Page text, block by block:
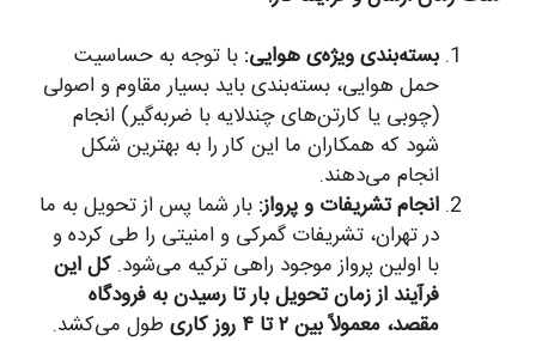
بسته‌بندی ویژه‌ی هوایی: با توجه به حساسیت
حمل هوایی، بسته‌بندی باید بسیار مقاوم و اصولی
(چوبی یا کارتن‌های چندلایه با ضربه‌گیر) انجام
شود که همکاران ما این کار را به بهترین شکل
انجام می‌دهند.
انجام تشریفات و پرواز: بار شما پس از تحویل به ما
در تهران، تشریفات گمرکی و امنیتی را طی کرده و
با اولین پرواز موجود راهی ترکیه می‌شود. کل این
فرآیند از زمان تحویل بار تا رسیدن به فرودگاه
مقصد، معمولاً بین ۲ تا ۴ روز کاری
طول می‌کشد.